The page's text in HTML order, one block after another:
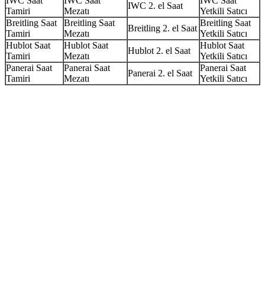
Tamiri
Mezatı
IWC 2. el Saat
Yetkili Satıcı
Breitling Saat
Tamiri
Breitling Saat
Mezatı
Breitling 2. el Saat
Breitling Saat
Yetkili Satıcı
Hublot Saat
Tamiri
Hublot Saat
Mezatı
Hublot 2. el Saat
Hublot Saat
Yetkili Satıcı
Panerai Saat
Tamiri
Panerai Saat
Mezatı
Panerai 2. el Saat
Panerai Saat
Yetkili Satıcı